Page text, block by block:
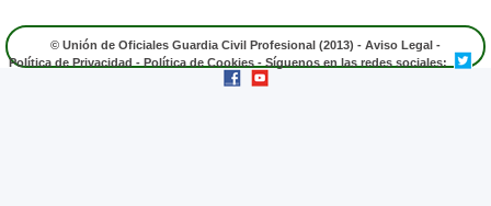
© Unión de Oficiales Guardia Civil Profesional (2013) - Aviso Legal -
Política de Privacidad-Política de Cookies- Síguenos en las redes sociales: